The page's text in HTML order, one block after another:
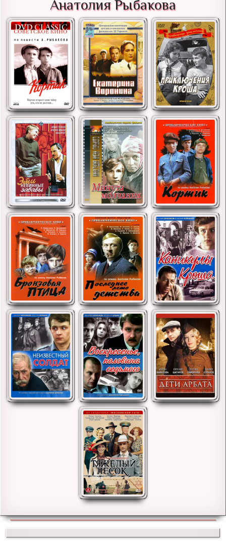
Анатолия Рыбакова